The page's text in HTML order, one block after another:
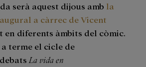
serà aquest dijous amb la
a càrrec de Vicent
en diferents àmbits del còmic.
terme el cicle de
La vida en